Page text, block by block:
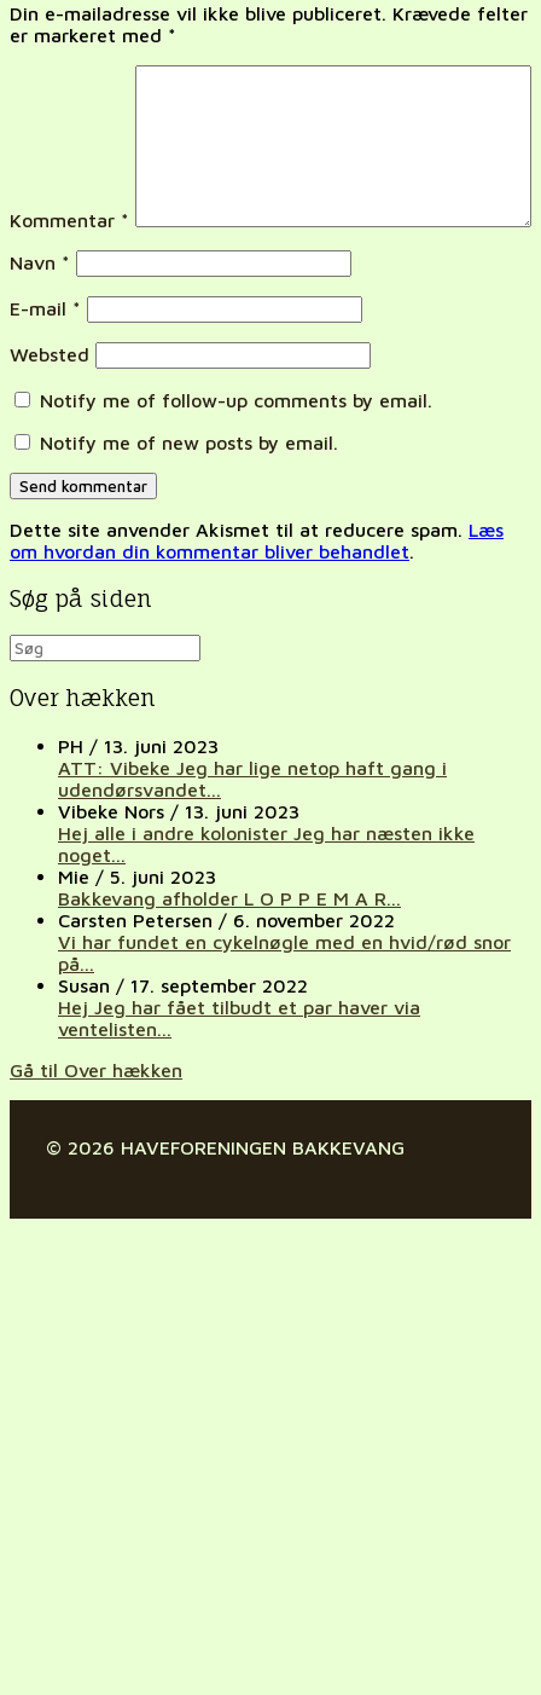
Din e-mailadresse vil ikke blive publiceret. Krævede felter
er markeret med *
Kommentar *
Navn *
E-mail *
Websted
Notify me of follow-up comments by email.
Notify me of new posts by email.
Dette site anvender Akismet til at reducere spam. Læs
om hvordan din kommentar bliver behandlet.
Søg på siden
Over hækken
PH / 13. juni 2023
ATT: Vibeke Jeg har lige netop haft gang i
udendørsvandet...
Vibeke Nors / 13. juni 2023
Hej alle i andre kolonister Jeg har næsten ikke
noget...
Mie / 5. juni 2023
Bakkevang afholder L O P P E M A R...
Carsten Petersen / 6. november 2022
Vi har fundet en cykelnøgle med en hvid/rød snor
på...
Susan / 17. september 2022
Hej Jeg har fået tilbudt et par haver via
ventelisten...
Gå til Over hækken
© 2026 HAVEFORENINGEN BAKKEVANG